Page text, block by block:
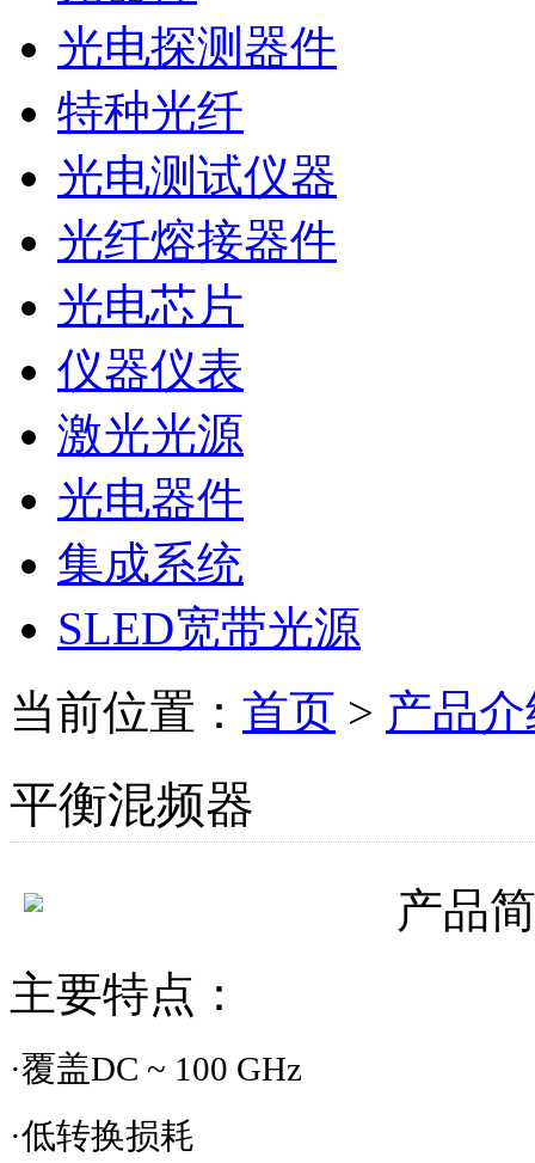
光电探测器件
特种光纤
光电测试仪器
光纤熔接器件
光电芯片
仪器仪表
激光光源
光电器件
集成系统
SLED宽带光源
当前位置： 首页 > 产品
平衡混频器
产品
主要特点：
·覆盖DC ~ 100 GHz
·低转换损耗